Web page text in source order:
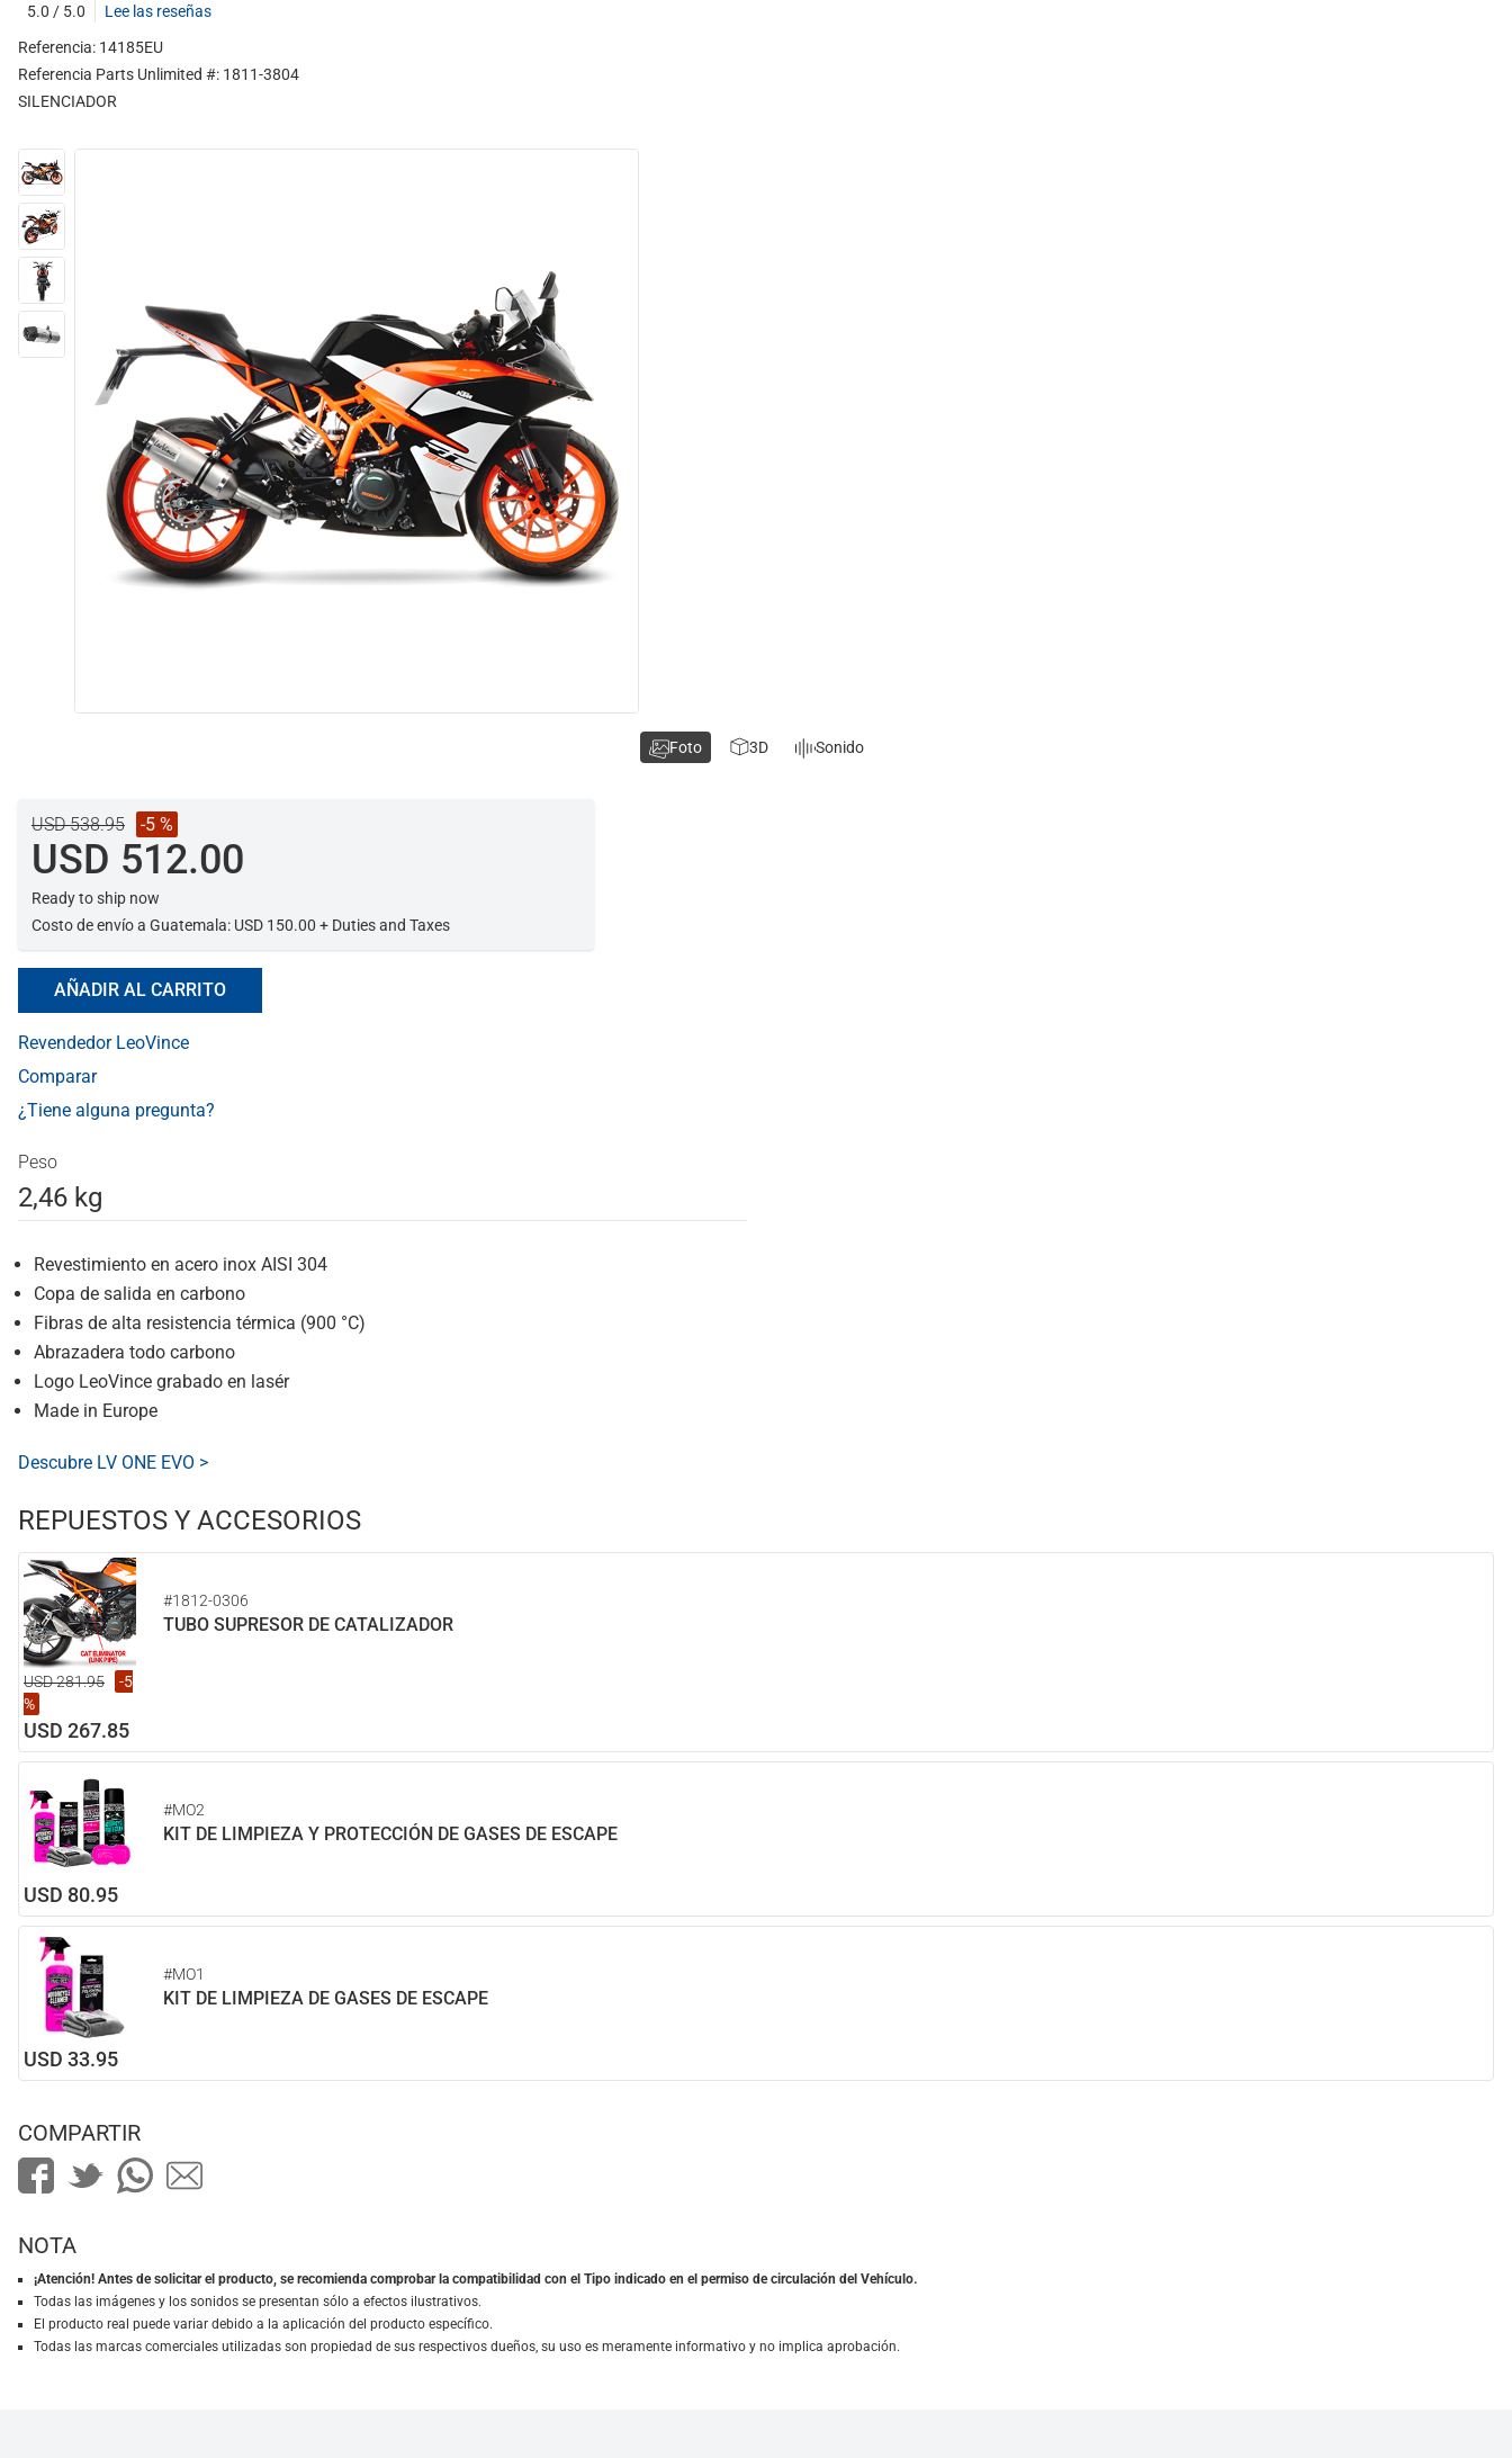
5.0 / 5.0
Lee las reseñas
Referencia: 14185EU
Referencia Parts Unlimited #: 1811-3804
SILENCIADOR
USD 538.95 -5 %
USD 512.00
Ready to ship now
Costo de envío a Guatemala: USD 150.00 + Duties and Taxes
AÑADIR AL CARRITO
Revendedor LeoVince
Comparar
¿Tiene alguna pregunta?
Peso
2,46 kg
Revestimiento en acero inox AISI 304
Copa de salida en carbono
Fibras de alta resistencia térmica (900 °C)
Abrazadera todo carbono
Logo LeoVince grabado en lasér
Made in Europe
Descubre LV ONE EVO >
REPUESTOS Y ACCESORIOS
#1812-0306
TUBO SUPRESOR DE CATALIZADOR
USD 281.95
-5
%
USD 267.85
#MO2
KIT DE LIMPIEZA Y PROTECCIÓN DE GASES DE ESCAPE
USD 80.95
#MO1
KIT DE LIMPIEZA DE GASES DE ESCAPE
USD 33.95
Foto 3D Sonido
COMPARTIR
NOTA
¡Atención! Antes de solicitar el producto, se recomienda comprobar la compatibilidad con el Tipo indicado en el permiso de circulación del Vehículo.
Todas las imágenes y los sonidos se presentan sólo a efectos ilustrativos.
El producto real puede variar debido a la aplicación del producto específico.
Todas las marcas comerciales utilizadas son propiedad de sus respectivos dueños, su uso es meramente informativo y no implica aprobación.